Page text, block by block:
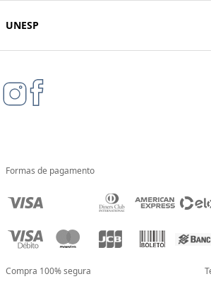
UNESP
Formas de pagamento
Compra 100% segura